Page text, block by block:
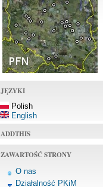
JĘZYKI
Polish
English
ADDTHIS
ZAWARTOŚĆ STRONY
O nas
Działalność PKiM